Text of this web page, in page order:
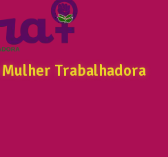
Mulher Trabalhadora